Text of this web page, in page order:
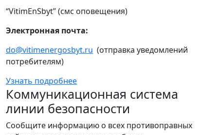
“VitimEnSbyt” (смс оповещения)
Электронная почта:
do@vitimenergosbyt.ru (отправка уведомлений
потребителям)
Узнать подробнее
Коммуникационная система
линии безопасности
Сообщите информацию о всех противоправных